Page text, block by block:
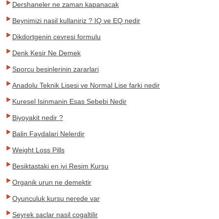
Dershaneler ne zaman kapanacak
Beynimizi nasil kullaniriz ? IQ ve EQ nedir
Dikdortgenin cevresi formulu
Denk Kesir Ne Demek
Sporcu besinlerinin zararlari
Anadolu Teknik Lisesi ve Normal Lise farki nedir
Kuresel Isinmanin Esas Sebebi Nedir
Biyoyakit nedir ?
Balin Faydalari Nelerdir
Weight Loss Pills
Besiktastaki en iyi Resim Kursu
Organik urun ne demektir
Oyunculuk kursu nerede var
Seyrek saclar nasil cogaltilir